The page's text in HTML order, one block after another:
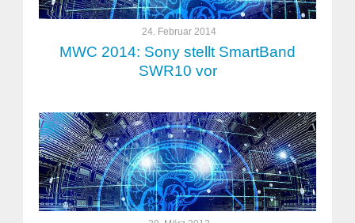
24. Februar 2014
MWC 2014: Sony stellt SmartBand
SWR10 vor